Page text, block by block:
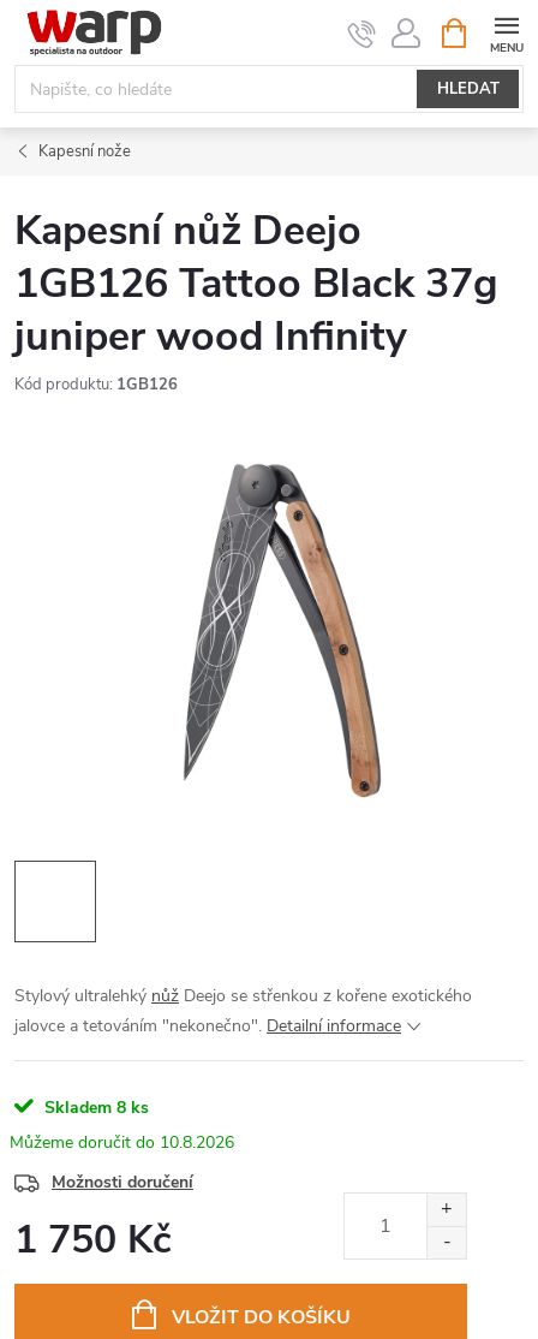
Přejít
obsah
HLEDAT
NÁKUPNÍ
KOŠÍK
Kapesní nože
Kapesní nůž Deejo
1GB126 Tattoo Black 37g
juniper wood Infinity
Kód produktu: 1GB126
Stylový ultralehký nůž Deejo se střenkou z kořene exotického
jalovce a tetováním "nekonečno". Detailní informace
Skladem 8 ks
10.8.2026
Možnosti doručení
1 750 Kč
VLOŽIT DO KOŠÍKU